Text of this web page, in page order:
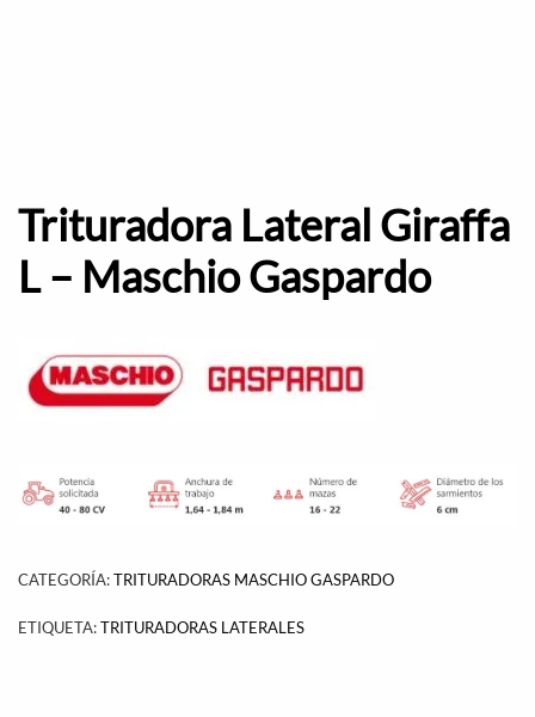
Trituradora Lateral Giraffa
L – Maschio Gaspardo
CATEGORÍA:TRITURADORAS MASCHIO GASPARDO
ETIQUETA:TRITURADORAS LATERALES